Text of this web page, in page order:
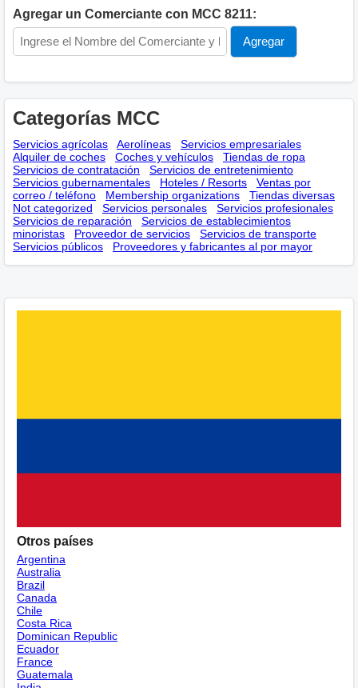
Agregar un Comerciante con MCC 8211:
Categorías MCC
Servicios agrícolas Aerolíneas
Servicios empresariales
Alquiler de coches
Coches y vehículos
Tiendas de ropa
Servicios de contratación
Servicios de entretenimiento
Servicios gubernamentales
Hoteles / Resorts
Ventas por
correo / teléfono
Membership оrganizations
Tiendas diversas
Not categorized
Servicios personales
Servicios profesionales
Servicios de reparación
Servicios de establecimientos
minoristas
Proveedor de servicios
Servicios de transporte
Servicios públicos
Proveedores y fabricantes al por mayor
Otros países
Argentina
Australia
Brazil
Canada
Chile
Costa Rica
Dominican Republic
Ecuador
France
Guatemala